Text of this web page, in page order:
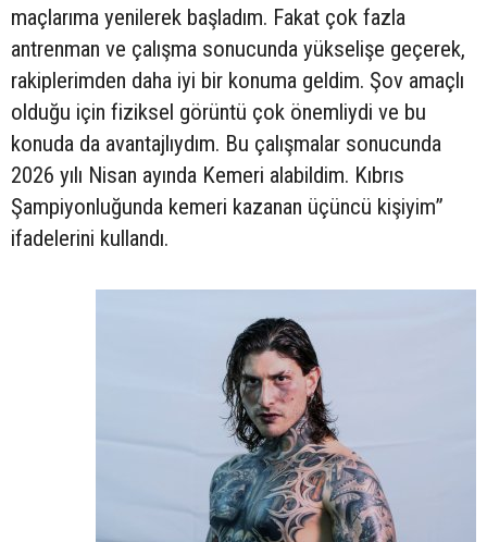
maçlarıma yenilerek başladım. Fakat çok fazla
antrenman ve çalışma sonucunda yükselişe geçerek,
rakiplerimden daha iyi bir konuma geldim. Şov amaçlı
olduğu için fiziksel görüntü çok önemliydi ve bu
konuda da avantajlıydım. Bu çalışmalar sonucunda
2026 yılı Nisan ayında Kemeri alabildim. Kıbrıs
Şampiyonluğunda kemeri kazanan üçüncü kişiyim”
ifadelerini kullandı.